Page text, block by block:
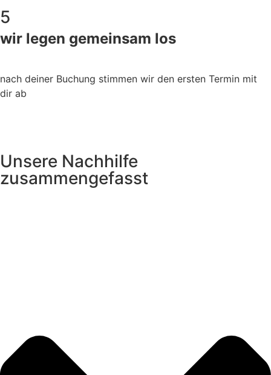
5
wir legen gemeinsam los
nach deiner Buchung stimmen wir den ersten Termin mit
dir ab
Unsere Nachhilfe
zusammengefasst